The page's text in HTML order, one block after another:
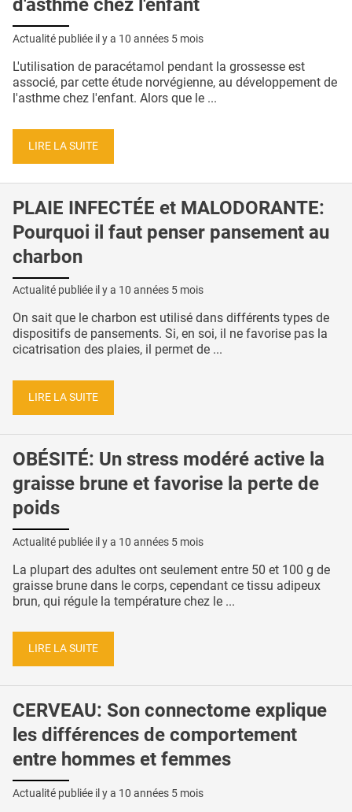
d'asthme chez l'enfant
Actualité publiée il y a 10 années 5 mois
L'utilisation de paracétamol pendant la grossesse est
associé, par cette étude norvégienne, au développement de
l'asthme chez l'enfant. Alors que le ...
LIRE LA SUITE
PLAIE INFECTÉE et MALODORANTE:
Pourquoi il faut penser pansement au
charbon
Actualité publiée il y a 10 années 5 mois
On sait que le charbon est utilisé dans différents types de
dispositifs de pansements. Si, en soi, il ne favorise pas la
cicatrisation des plaies, il permet de ...
LIRE LA SUITE
OBÉSITÉ: Un stress modéré active la
graisse brune et favorise la perte de
poids
Actualité publiée il y a 10 années 5 mois
La plupart des adultes ont seulement entre 50 et 100 g de
graisse brune dans le corps, cependant ce tissu adipeux
brun, qui régule la température chez le ...
LIRE LA SUITE
CERVEAU: Son connectome explique
les différences de comportement
entre hommes et femmes
Actualité publiée il y a 10 années 5 mois